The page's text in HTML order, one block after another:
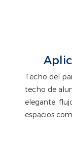
Techo del
techo de
elegante,
espacios